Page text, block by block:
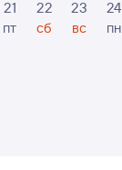
21
пт
22
сб
23
вс
24
пн